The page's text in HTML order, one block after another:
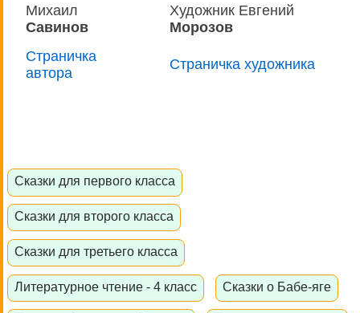
Михаил
Савинов
Художник Евгений
Морозов
Страничка
автора
Страничка художника
Сказки для первого класса
Сказки для второго класса
Сказки для третьего класса
Литературное чтение - 4 класс Сказки о Бабе-яге